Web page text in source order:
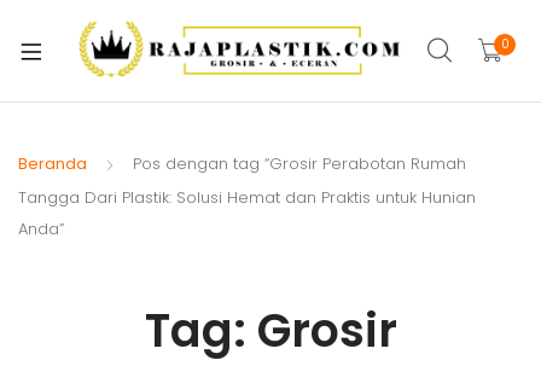
0
Beranda
Pos dengan tag “Grosir Perabotan Rumah
Tangga Dari Plastik: Solusi Hemat dan Praktis untuk Hunian
Anda”
Tag: Grosir